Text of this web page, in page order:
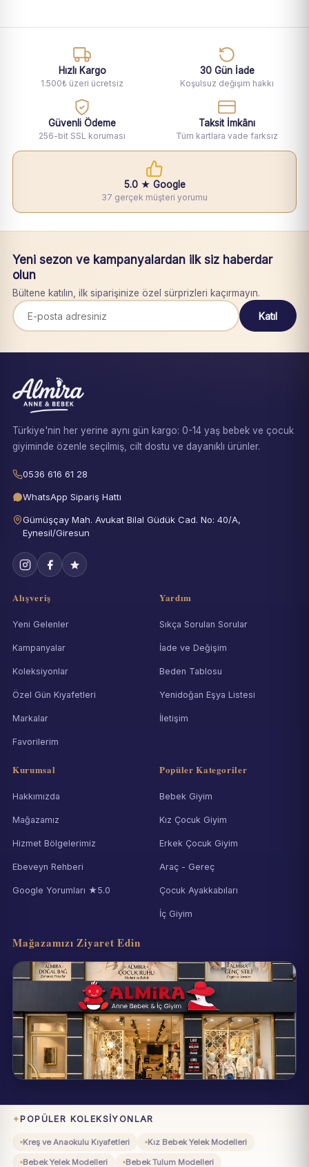
Hızlı Kargo
1.500₺ üzeri ücretsiz
30 Gün İade
Koşulsuz değişim hakkı
Güvenli Ödeme
256-bit SSL koruması
Taksit İmkânı
Tüm kartlara vade farksız
5.0 ★ Google
37 gerçek müşteri yorumu
Yeni sezon ve kampanyalardan ilk siz haberdar
olun
Bültene katılın, ilk siparişinize özel sürprizleri kaçırmayın.
Katıl
Türkiye'nin her yerine aynı gün kargo: 0-14 yaş bebek ve çocuk
giyiminde özenle seçilmiş, cilt dostu ve dayanıklı ürünler.
0536 616 61 28
WhatsApp Sipariş Hattı
Gümüşçay Mah. Avukat Bilal Güdük Cad. No: 40/A,
Eynesil/Giresun
Alışveriş
Yeni Gelenler
Kampanyalar
Koleksiyonlar
Özel Gün Kıyafetleri
Markalar
Favorilerim
Yardım
Sıkça Sorulan Sorular
İade ve Değişim
Beden Tablosu
Yenidoğan Eşya Listesi
İletişim
Kurumsal
Hakkımızda
Mağazamız
Hizmet Bölgelerimiz
Ebeveyn Rehberi
Google Yorumları ★5.0
Popüler Kategoriler
Bebek Giyim
Kız Çocuk Giyim
Erkek Çocuk Giyim
Araç - Gereç
Çocuk Ayakkabıları
İç Giyim
Mağazamızı Ziyaret Edin
Eynesil / Giresun
Pazartesi–Cumartesi 09:00–19:00
POPÜLER KOLEKSIYONLAR
Kreş ve Anaokulu Kıyafetleri Kız Bebek Yelek Modelleri
Bebek Yelek Modelleri Bebek Tulum Modelleri